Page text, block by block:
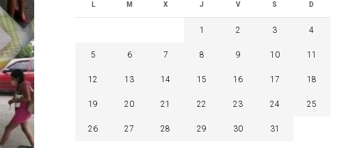
L M X J V S D
1 2 3 4
5 6 7 8 9 10 11
12 13 14 15 16 17 18
19 20 21 22 23 24 25
26 27 28 29 30 31